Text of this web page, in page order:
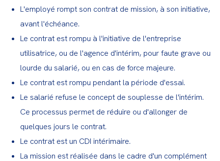
L'employé rompt son contrat de mission, à son initiative,
avant l'échéance.
Le contrat est rompu à l'initiative de l'entreprise
utilisatrice, ou de l'agence d'intérim, pour faute grave ou
lourde du salarié, ou en cas de force majeure.
Le contrat est rompu pendant la période d'essai.
Le salarié refuse le concept de souplesse de l'intérim.
Ce processus permet de réduire ou d'allonger de
quelques jours le contrat.
Le contrat est un CDI intérimaire.
La mission est réalisée dans le cadre d'un complément